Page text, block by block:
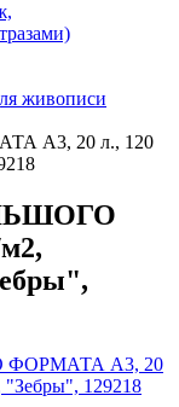
живописи
А3, 20 л., 120